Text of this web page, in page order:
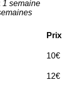
1 semaine
Prix
10€
12€